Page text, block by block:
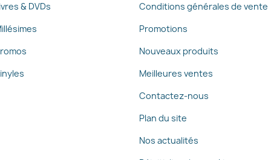
& DVDs
Conditions générales de vente
Promotions
Nouveaux produits
Meilleures ventes
Contactez-nous
Plan du site
Nos actualités